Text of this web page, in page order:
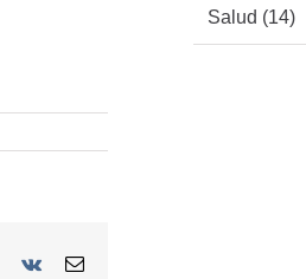
Pinterest
Vk Email
Salud (14)